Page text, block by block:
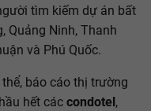
tìm kiếm dự án bất
Quảng Ninh, Thanh
và Phú Quốc.
báo cáo thị trường
hết các condotel ,